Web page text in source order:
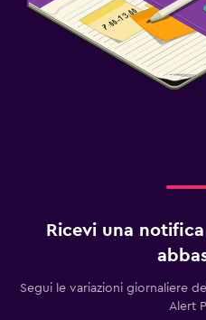
Ricevi una
Segui le variazioni giornaliere
Alert